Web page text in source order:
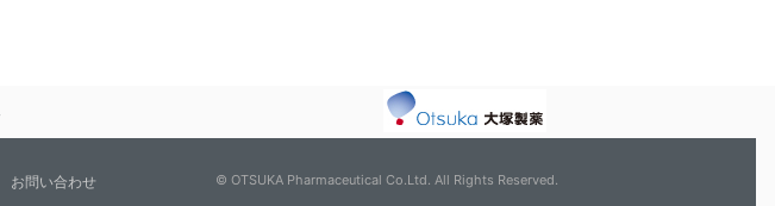
お問い合わせ © OTSUKA Pharmaceutical Co.Ltd. All Rights Reserved.